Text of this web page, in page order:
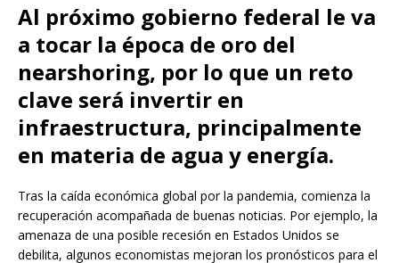
Al próximo gobierno federal le va
a tocar la época de oro del
nearshoring, por lo que un reto
clave será invertir en
infraestructura, principalmente
en materia de agua y energía.
Tras la caída económica global por la pandemia, comienza la
recuperación acompañada de buenas noticias. Por ejemplo, la
amenaza de una posible recesión en Estados Unidos se
debilita, algunos economistas mejoran los pronósticos para el